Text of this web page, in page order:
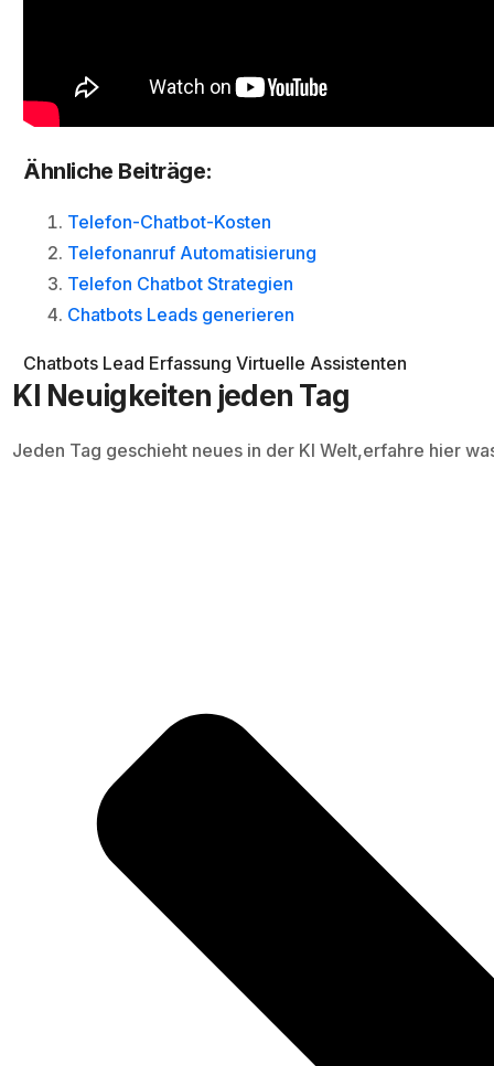
Ähnliche Beiträge:
Telefon-Chatbot-Kosten
Telefonanruf Automatisierung
Telefon Chatbot Strategien
Chatbots Leads generieren
Chatbots Lead Erfassung Virtuelle Assistenten
KI Neuigkeiten jeden Tag
Jeden Tag geschieht neues in der KI Welt,erfahre hier